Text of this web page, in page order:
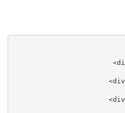
<div class="item">1</div>
<div class="item">2</div>
<div class="item">3</div>